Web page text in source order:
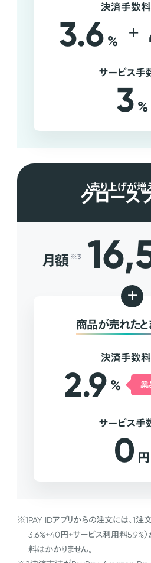
決済手数料
3.6 % +
サービス手
3 %
売り上げが増
グロース
月額 ※3
+
商品が売れたと
決済手数料
2.9 % 業
サービス手
0 円
※1PAY IDアプリからの注文には、1注
3.6%+40円+サービス利用料5.9%）
料はかかりません。